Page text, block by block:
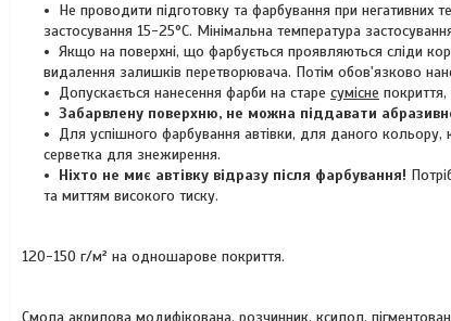
Не проводити підготовку та фарбування при негативних
застосування 15-25°C. Мінімальна температура
Якщо на поверхні, що фарбується проявляються сліди
видалення залишків перетворювача. Потім обов'язково
Допускається нанесення фарби на старе сумісне
Забарвлену поверхню, не можна піддавати
Для успішного фарбування автівки, для даного кольору,
серветка для знежирення.
Ніхто не миє автівку відразу після фарбування!
та миттям високого тиску.
120-150 г/м² на одношарове покриття.
Смола акрилова модифікована, розчинник, ксилол,